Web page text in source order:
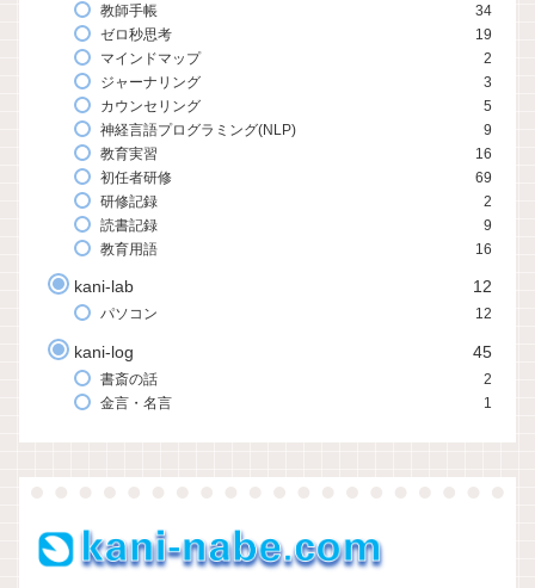
教師手帳
34
ゼロ秒思考
19
マインドマップ
2
ジャーナリング
3
カウンセリング
5
神経言語プログラミング(NLP)
9
教育実習
16
初任者研修
69
研修記録
2
読書記録
9
教育用語
16
kani-lab 12
パソコン 12
kani-log 45
書斎の話
2
金言・名言
1